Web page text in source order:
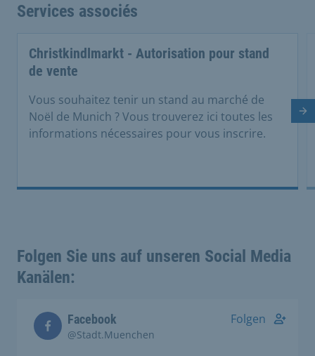
Services associés
Christkindlmarkt - Autorisation pour stand
de vente
Vous souhaitez tenir un stand au marché de
Noël de Munich ? Vous trouverez ici toutes les
informations nécessaires pour vous inscrire.
Folgen Sie uns auf unseren Social Media
Kanälen:
Facebook
@Stadt.Muenchen
Folgen